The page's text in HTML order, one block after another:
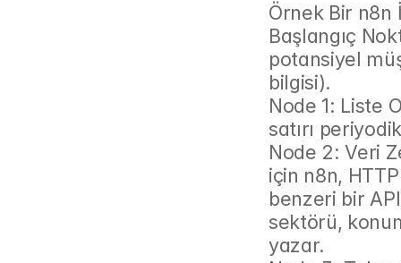
Örnek Bir n8n
Başlangıç
potansiyel
bilgisi).
Node 1: Liste
satırı
Node 2: Veri
için n8n,
benzeri bir
sektörü,
yazar.